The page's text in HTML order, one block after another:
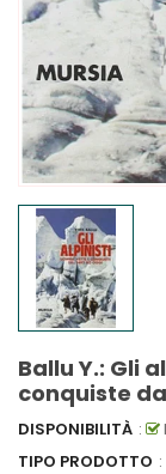
Ballu Y.: Gli
conquiste
DISPONIBILITÀ :
TIPO PRODOTTO